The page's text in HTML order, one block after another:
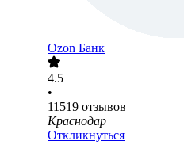
Ozon Банк
4.5
•
11519 отзывов
Краснодар
Откликнуться